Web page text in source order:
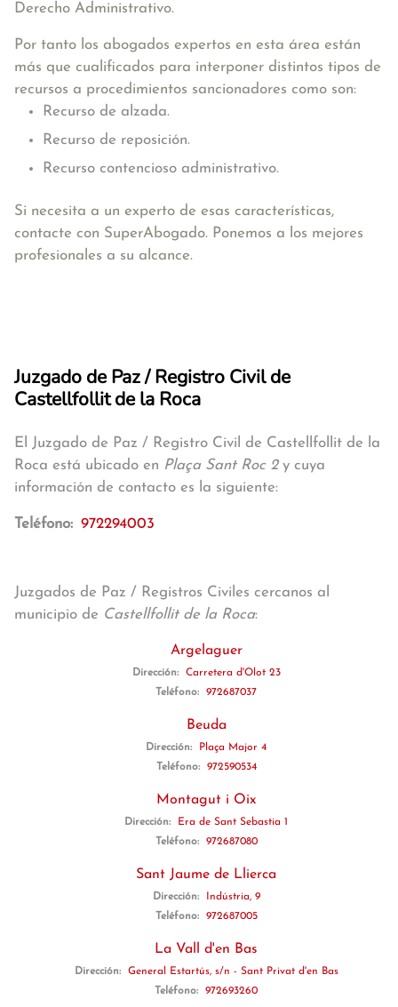
Derecho Administrativo.
Por tanto los abogados expertos en esta área están
más que cualificados para interponer distintos tipos de
recursos a procedimientos sancionadores como son:
Recurso de alzada.
Recurso de reposición.
Recurso contencioso administrativo.
Si necesita a un experto de esas características,
contacte con SuperAbogado. Ponemos a los mejores
profesionales a su alcance.
Juzgado de Paz / Registro Civil de
Castellfollit de la Roca
El Juzgado de Paz / Registro Civil de Castellfollit de la
Roca está ubicado en Plaça Sant Roc 2y cuya
información de contacto es la siguiente:
Teléfono: 972294003
Juzgados de Paz / Registros Civiles cercanos al
municipio de Castellfollit de la Roca:
Argelaguer
Dirección:
Carretera d'Olot 23
Teléfono:
972687037
Beuda
Dirección:
Plaça Major 4
Teléfono:
972590534
Montagut i Oix
Dirección:
Era de Sant Sebastia 1
Teléfono:
972687080
Sant Jaume de Llierca
Dirección:
Indústria, 9
Teléfono:
972687005
La Vall d'en Bas
Dirección:
General Estartús, s/n - Sant Privat d'en Bas
Teléfono:
972693260